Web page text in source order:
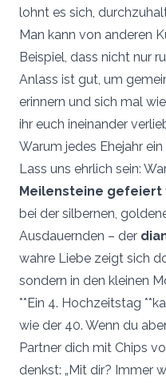
lohnt es sich,
Man kann von anderen
Beispiel, dass nicht nur
Anlass ist gut, um
erinnern und sich mal
ihr euch ineinander
Warum jedes Ehejahr
Lass uns ehrlich sein:
Meilensteine gefeiert
bei der silbernen,
Ausdauernden – der
wahre Liebe zeigt sich
sondern in den kleinen
**Ein 4. Hochzeitstag
wie der 40. Wenn du
Partner dich mit Chips
denkst: „Mit dir? Immer